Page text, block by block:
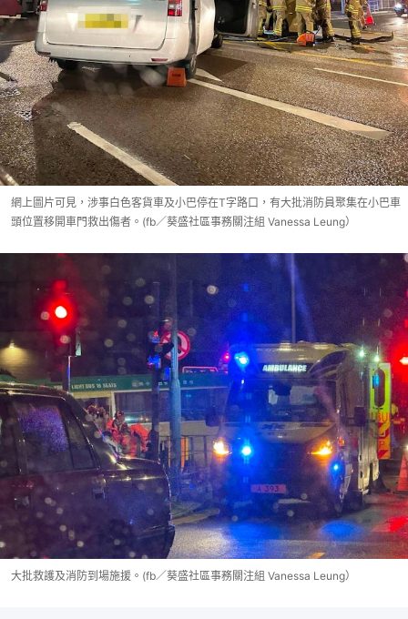
網上圖片可見，涉事白色客貨車及小巴停在T字路口，有大批消防員聚集在小巴車
頭位置移開車門救出傷者。(fb／葵盛社區事務關注組 Vanessa Leung）
大批救護及消防到場施援。(fb／葵盛社區事務關注組 Vanessa Leung）